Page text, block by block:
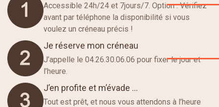
Accessible 24h/24 et 7jours/7. Option : Vérifiez
avant par téléphone la disponibilité si vous
voulez un créneau précis !
Je réserve mon créneau
J’appelle le 04.26.30.06.06 pour fixer le jour et
l’heure.
J’en profite et m’évade …
Tout est prêt, et nous vous attendons à l’heure